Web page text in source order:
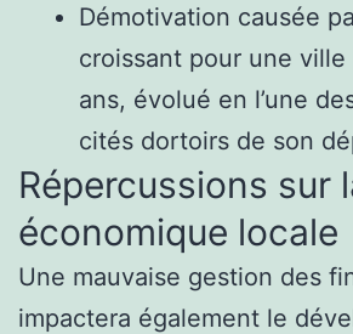
Démotivation causée
croissant pour une ville
ans, évolué en l’une
cités dortoirs de son
Répercussions sur
économique locale
Une mauvaise gestion des
impactera également le